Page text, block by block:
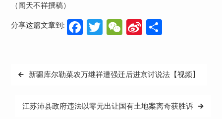
（闻天不祥撰稿）
分享这篇文章到: Facebook
Twitter
WeChat
Sina分
文
新疆库尔勒菜农万继祥遭强迁后进京讨说法【视频】
江苏沛县政府违法以零元出让国有土地案离奇获胜诉